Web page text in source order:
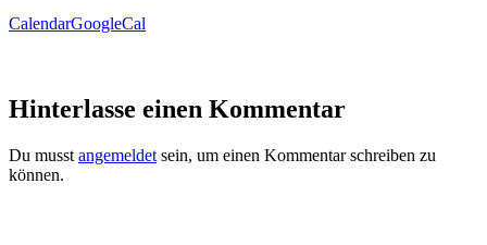
CalendarGoogleCal
Hinterlasse einen Kommentar
Du musst angemeldet sein, um einen Kommentar schreiben zu
können.